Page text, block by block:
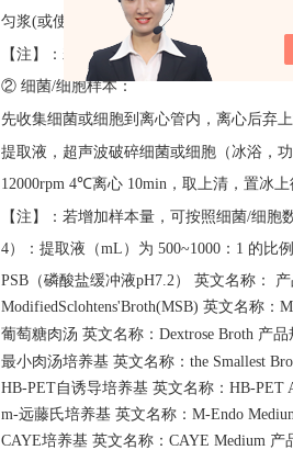
匀浆(或使用各类常见匀浆器)。
【注】：若增加样本量，可按照组织质量（
② 细菌/细胞样本：
先收集细菌或细胞到离心管内，离心后弃
提取液，超声波破碎细菌或细胞（冰浴，
12000rpm 4℃离心 10min，取上清，置冰上
【注】：若增加样本量，可按照细菌/细胞
4）：提取液（mL）为 500~1000：1 的比
PSB（磷酸盐缓冲液pH7.2） 英文名称：
ModifiedSclohtens'Broth(MSB) 英文名称：
葡萄糖肉汤 英文名称： Dextrose Broth 产
最小肉汤培养基 英文名称： the Smallest
HB-PET自诱导培养基 英文名称：HB-PET
m-远藤氏培养基 英文名称：M-Endo
CAYE培养基 英文名称：CAYE Medium 产